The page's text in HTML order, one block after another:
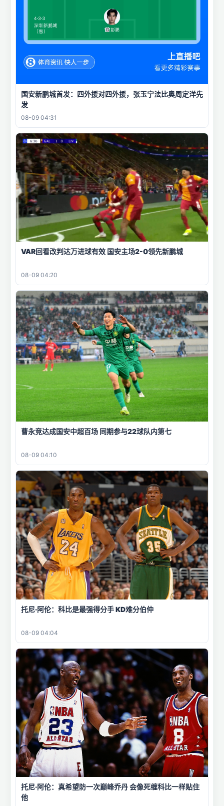
国安新鹏城首发：四外援对四外援，张玉宁法比奥周定洋先
发
08-09 04:31
VAR回看改判达万进球有效 国安主场2-0领先新鹏城
08-09 04:20
曹永竞达成国安中超百场 同期参与22球队内第七
08-09 04:10
托尼·阿伦：科比是最强得分手 KD难分伯仲
08-09 04:04
托尼·阿伦：真希望防一次巅峰乔丹 会像死缠科比一样贴住
他